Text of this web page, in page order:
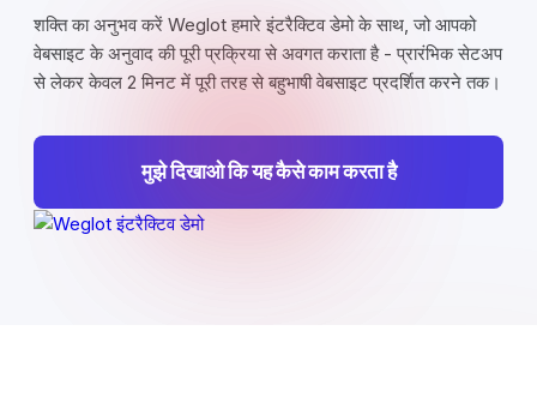
शक्ति का अनुभव करें Weglot हमारे इंटरैक्टिव डेमो के साथ, जो आपको
वेबसाइट के अनुवाद की पूरी प्रक्रिया से अवगत कराता है - प्रारंभिक सेटअप
से लेकर केवल 2 मिनट में पूरी तरह से बहुभाषी वेबसाइट प्रदर्शित करने तक।
मुझे दिखाओ कि यह कैसे काम करता है